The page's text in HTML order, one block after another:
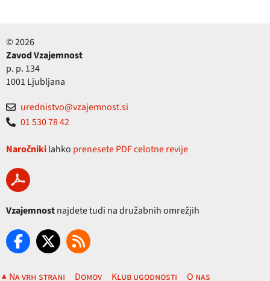
© 2026
Zavod Vzajemnost
p. p. 134
1001 Ljubljana
urednistvo@vzajemnost.si
01 530 78 42
Naročnikilahko prenesete PDF celotne revije
Vzajemnostnajdete tudi na družabnih omrežjih
▲ Na vrh strani Domov Klub ugodnosti O nas